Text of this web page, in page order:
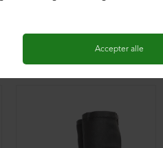
DKK 2.999,00